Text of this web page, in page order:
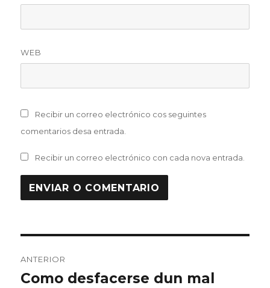
WEB
Recibir un correo electrónico cos seguintes
comentarios desa entrada.
Recibir un correo electrónico con cada nova entrada.
de
ANTERIOR
Artigo
Como desfacerse dun mal